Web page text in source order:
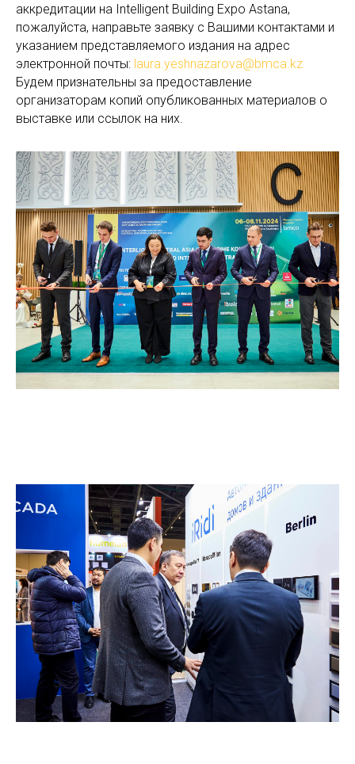
аккредитации на Intelligent Building Expo Astana,
пожалуйста, направьте заявку с Вашими контактами и
указанием представляемого издания на адрес
электронной почты: laura.yeshnazarova@bmca.kz
Будем признательны за предоставление
организаторам копий опубликованных материалов о
выставке или ссылок на них.